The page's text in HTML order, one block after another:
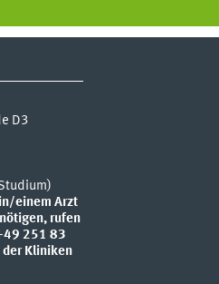
D3
einem Arzt
rufen
251 83
der Kliniken